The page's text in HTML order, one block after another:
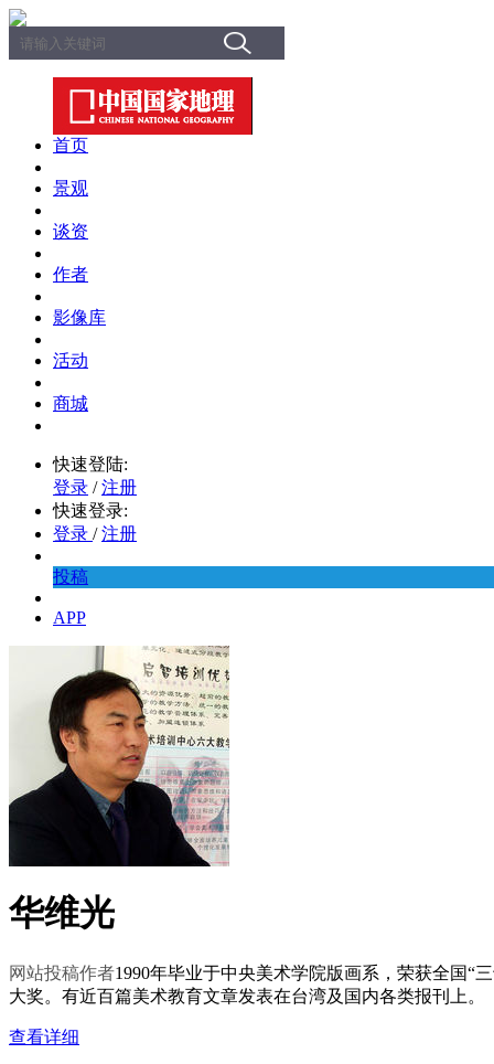
首页
景观
谈资
作者
影像库
活动
商城
快速登陆:
登录 / 注册
快速登录:
登录 / 注册
投稿
APP
华维光
网站投稿作者1990年毕业于中央美术学院版画系，荣获全国“
大奖。有近百篇美术教育文章发表在台湾及国内各类报刊上。
查看详细